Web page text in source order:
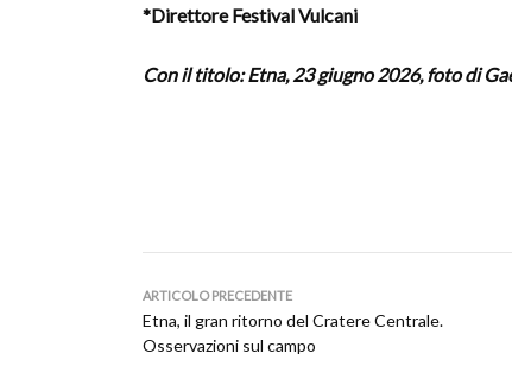
*Direttore Festival Vulcani
Con il titolo: Etna, 23 giugno 2026, foto di
ARTICOLO PRECEDENTE
Etna, il gran ritorno del Cratere Centrale.
Osservazioni sul campo